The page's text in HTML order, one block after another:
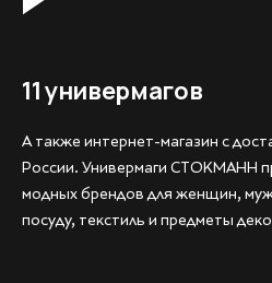
11 универмагов
А также интернет-магазин с
России. Универмаги СТОКМАНН
модных брендов для женщин,
посуду, текстиль и предметы